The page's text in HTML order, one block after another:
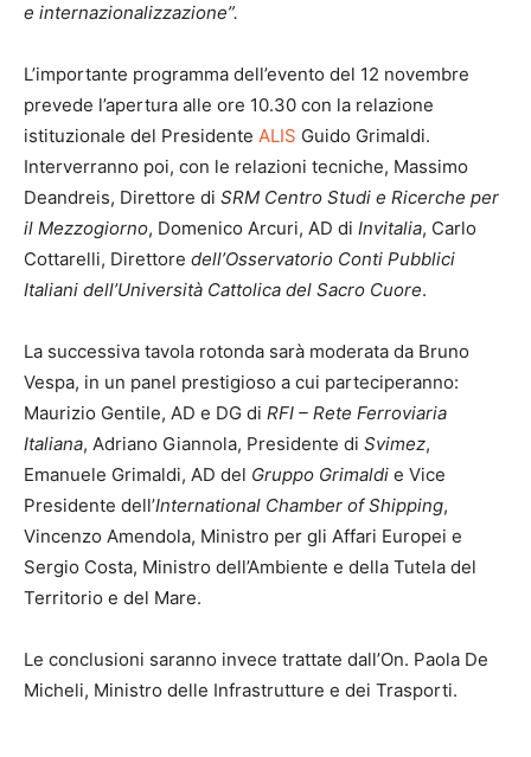
e internazionalizzazione”.
L’importante programma dell’evento del 12 novembre
prevede l’apertura alle ore 10.30 con la relazione
istituzionale del Presidente ALIS Guido Grimaldi.
Interverranno poi, con le relazioni tecniche, Massimo
Deandreis, Direttore di SRM Centro Studi e Ricerche per
il Mezzogiorno, Domenico Arcuri, AD di Invitalia, Carlo
Cottarelli, Direttore dell’Osservatorio Conti Pubblici
Italiani dell’Università Cattolica del Sacro Cuore.
La successiva tavola rotonda sarà moderata da Bruno
Vespa, in un panel prestigioso a cui parteciperanno:
Maurizio Gentile, AD e DG di RFI – Rete Ferroviaria
Italiana, Adriano Giannola, Presidente di Svimez,
Emanuele Grimaldi, AD del Gruppo Grimaldi e Vice
Presidente dell’International Chamber of Shipping,
Vincenzo Amendola, Ministro per gli Affari Europei e
Sergio Costa, Ministro dell’Ambiente e della Tutela del
Territorio e del Mare.
Le conclusioni saranno invece trattate dall’On. Paola De
Micheli, Ministro delle Infrastrutture e dei Trasporti.